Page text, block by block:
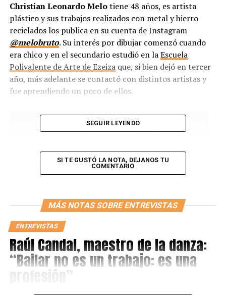
Christian Leonardo Melotiene 48 años, es artista
plástico y sus trabajos realizados con metal y hierro
reciclados los publica en su cuenta de Instagram
@melobruto. Su interés por dibujar comenzó cuando
era chico y en el secundario estudió en laEscuela
Polivalente de Arte de Ezeizaque, si bien dejó en tercer
año, más adelante se contactó con distintos artistas y
fue aprendiendo un poco de ellos.
SEGUIR LEYENDO
SI TE GUSTÓ LA NOTA, DEJANOS TU
COMENTARIO
MÁS NOTAS SOBRE ENTREVISTAS
ENTREVISTAS
Raúl Candal, maestro de la danza:
“Bailar no es un trabajo: es una
profesión”